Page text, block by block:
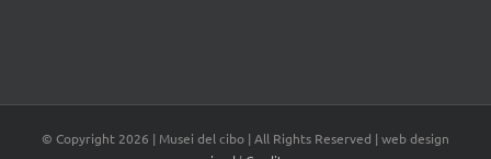
© Copyright 2026 | Musei del cibo | All Rights Reserved | web design